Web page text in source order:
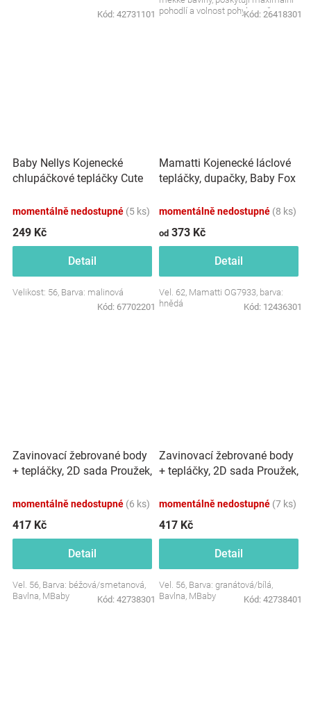
Kód: 42731101 pohodlí a volnost pohybu vašemu
Kód: 26418301
Baby Nellys Kojenecké
chlupáčkové tepláčky Cute
momentálně nedostupné (5 ks)
249 Kč
Detail
Velikost: 56, Barva: malinová
Kód: 67702201
Mamatti Kojenecké láclové
tepláčky, dupačky, Baby Fox
momentálně nedostupné (8 ks)
od 373 Kč
Detail
Vel. 62, Mamatti OG7933, barva:
hnědá
Kód: 12436301
Zavinovací žebrované body
+ tepláčky, 2D sada Proužek,
momentálně nedostupné (6 ks)
417 Kč
Detail
Vel. 56, Barva: béžová/smetanová,
Bavlna, MBaby
Kód: 42738301
Zavinovací žebrované body
+ tepláčky, 2D sada Proužek,
momentálně nedostupné (7 ks)
417 Kč
Detail
Vel. 56, Barva: granátová/bílá,
Bavlna, MBaby
Kód: 42738401